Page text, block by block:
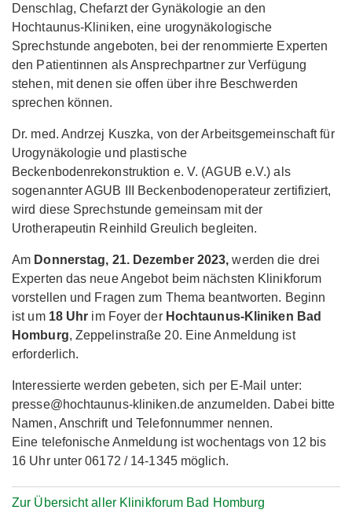
Denschlag, Chefarzt der Gynäkologie an den
Hochtaunus-Kliniken, eine urogynäkologische
Sprechstunde angeboten, bei der renommierte Experten
den Patientinnen als Ansprechpartner zur Verfügung
stehen, mit denen sie offen über ihre Beschwerden
sprechen können.
Dr. med. Andrzej Kuszka, von der Arbeitsgemeinschaft für
Urogynäkologie und plastische
Beckenbodenrekonstruktion e. V. (AGUB e.V.) als
sogenannter AGUB III Beckenbodenoperateur zertifiziert,
wird diese Sprechstunde gemeinsam mit der
Urotherapeutin Reinhild Greulich begleiten.
Am Donnerstag, 21. Dezember 2023, werden die drei
Experten das neue Angebot beim nächsten Klinikforum
vorstellen und Fragen zum Thema beantworten. Beginn
ist um18 Uhr im Foyer der Hochtaunus-Kliniken Bad
Homburg, Zeppelinstraße 20. Eine Anmeldung ist
erforderlich.
Interessierte werden gebeten, sich per E-Mail unter:
presse@hochtaunus-kliniken.de anzumelden. Dabei bitte
Namen, Anschrift und Telefonnummer nennen.
Eine telefonische Anmeldung ist wochentags von 12 bis
16 Uhr unter 06172 / 14-1345 möglich.
Zur Übersicht aller Klinikforum Bad Homburg